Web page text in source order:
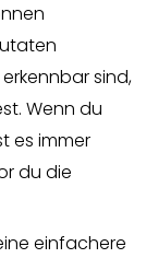
sind,
Wenn du
es immer
du die
einfachere